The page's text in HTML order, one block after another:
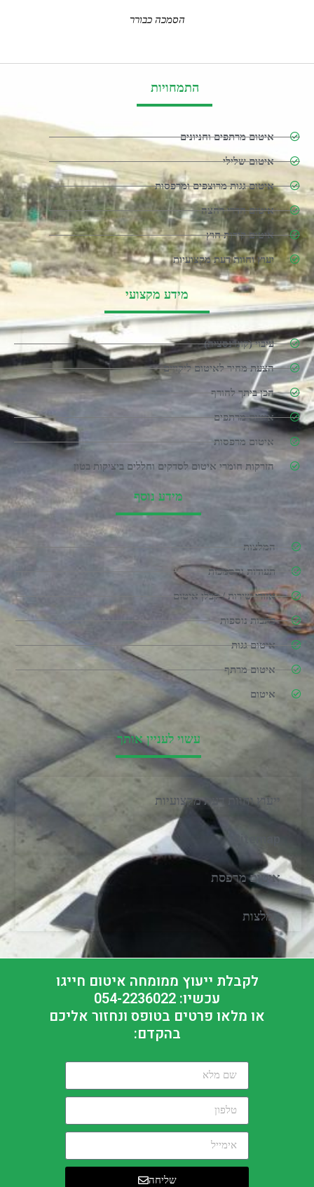
הסמכה כבורר
התמחויות
איטום מרתפים וחניונים
איטום שלילי
איטום גגות מרוצפים ומרפסות
איטום חדרי רחצה
איטום קירות חוץ
יעוץ וחוות דעת מקצועיות
מידע מקצועי
עיבוי (קונדנסציה)
הצעת מחיר לאיטום ליקויים
הכן ביתך לחורף
איטום מרתפים
איטום מרפסות
הזרקות חומרי איטום לסדקים וחללים ביציקות בטון
מידע נוסף
המלצות
תעודות והסמכות
אזורי שירות / קבלן איטום
כתבות נוספות
איטום גגות
איטום מרתף
איטום
עשוי לעניין אותך
ייעוץ וחוות דעת מקצועיות
איטום מרפסת
המלצות
לקבלת ייעוץ ממומחה איטום חייגו
עכשיו: 054-2236022
או מלאו פרטים בטופס ונחזור אליכם
בהקדם:
שליחה